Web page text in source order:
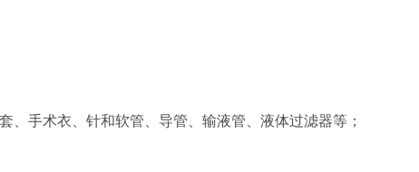
手术衣、针和软管、导管、输液管、液体过滤器等；